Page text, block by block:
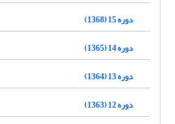
دوره 15 (1368)
دوره 14 (1365)
دوره 13 (1364)
دوره 12 (1363)